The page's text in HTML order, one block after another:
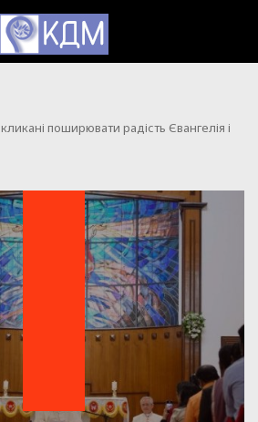
поширювати радість Євангелія і